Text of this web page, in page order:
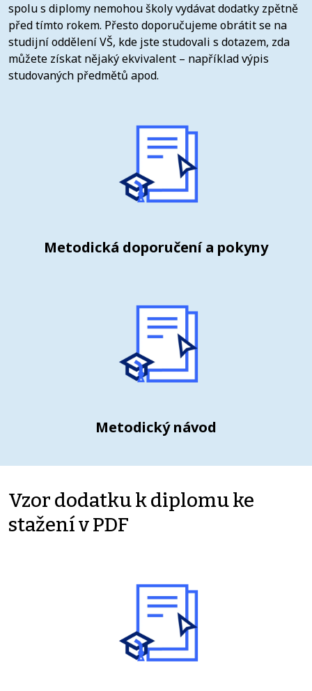
spolu s diplomy nemohou školy vydávat dodatky zpětně
před tímto rokem. Přesto doporučujeme obrátit se na
studijní oddělení VŠ, kde jste studovali s dotazem, zda
můžete získat nějaký ekvivalent – například výpis
studovaných předmětů apod.
Metodická doporučení a pokyny
Metodický návod
Vzor dodatku k diplomu ke
stažení v PDF